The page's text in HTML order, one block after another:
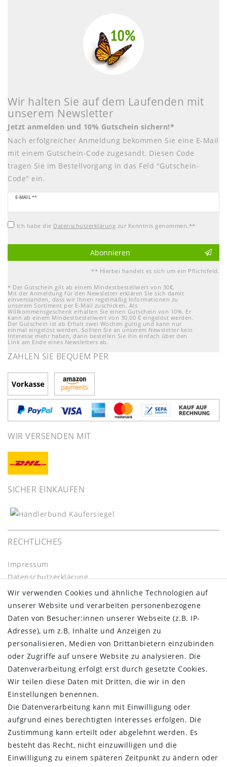
Wir halten Sie auf dem Laufenden mit
unserem Newsletter
Jetzt anmelden und 10% Gutschein sichern!*
Nach erfolgreicher Anmeldung bekommen Sie eine E-Mail
mit einem Gutschein-Code zugesandt. Diesen Code
tragen Sie im Bestellvorgang in das Feld "Gutschein-
Code" ein.
E-MAIL **
Newsletter
Honig
Ich habe die Daten­schutz­erklärung zur Kenntnis genommen.**
Abonnieren
** Hierbei handelt es sich um ein Pflichtfeld.
* Der Gutschein gilt ab einem Mindestbestellwert von 30€.
Mit der Anmeldung für den Newsletter erklären Sie sich damit
einverstanden, dass wir Ihnen regelmäßig Informationen zu
unserem Sortiment per E-Mail zuschicken. Als
Willkommensgeschenk erhalten Sie einen Gutschein von 10%. Er
kann ab einem Mindestbestellwert von 30,00 € eingelöst werden.
Der Gutschein ist ab Erhalt zwei Wochen gültig und kann nur
einmal eingelöst werden. Sollten Sie an unserem Newsletter kein
Interesse mehr haben, dann bestellen Sie ihn einfach über den
Link am Ende eines Newsletters ab.
ZAHLEN SIE BEQUEM PER
WIR VERSENDEN MIT
SICHER EINKAUFEN
RECHTLICHES
Impressum
Daten­schutz­erklärung
AGB
Barrierefreiheitserklärung
Widerrufs­recht
Kontakt
Vertrag widerrufen
INFORMATIONEN:
Zahlungsinformationen
Versandinformationen
Über uns
Gutschein
NEWS
Google Maps
Kundenbewertungen
Wir verwenden Cookies und ähnliche Technologien auf
unserer Website und verarbeiten personenbezogene
Daten von Besucher:innen unserer Webseite (z.B. IP-
Adresse), um z.B. Inhalte und Anzeigen zu
personalisieren, Medien von Drittanbietern einzubinden
oder Zugriffe auf unsere Website zu analysieren. Die
Datenverarbeitung erfolgt erst durch gesetzte Cookies.
Wir teilen diese Daten mit Dritten, die wir in den
Einstellungen benennen.
Die Datenverarbeitung kann mit Einwilligung oder
aufgrund eines berechtigten Interesses erfolgen. Die
Zustimmung kann erteilt oder abgelehnt werden. Es
besteht das Recht, nicht einzuwilligen und die
Einwilligung zu einem späteren Zeitpunkt zu ändern oder